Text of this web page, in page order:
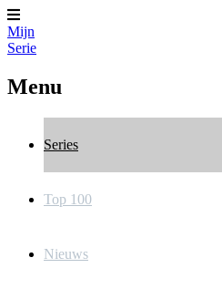
Mijn
Serie
Menu
Series
Top 100
Nieuws